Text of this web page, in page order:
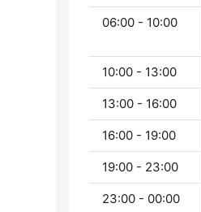
06:00 - 10:00
10:00 - 13:00
13:00 - 16:00
16:00 - 19:00
19:00 - 23:00
23:00 - 00:00